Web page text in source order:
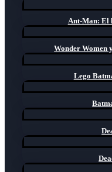
Ant-Man: El
Wonder Women
Lego